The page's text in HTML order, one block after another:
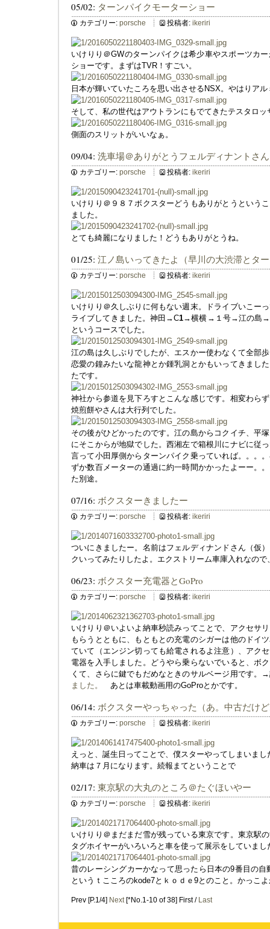
05/02: ターンパイクモーターショー
カテゴリー: porsche 投稿者: ikeriri
いけりり＠GWのターンパイクは希少車やスポーツカ
ショーです。まずはTVR！すごい。
日本が輝いていたころを思い出させるNSX。やはりア
そして、私の世代はアウトランにもでてきたテスタロッ
側面のスリットがいいなぁ。
09/04: 洗車場＠ありがとうフェルディナントさん
カテゴリー: porsche 投稿者: ikeriri
いけりり＠９８７ボクスターどうもありがとうという
ました。
とても綺麗になりました！どうもありがとうね。
01/25: 江ノ島いってきたよ（早川の大渋滞とタ
カテゴリー: porsche 投稿者: ikeriri
いけりり＠久しぶりに何もない週末。ドライブいこー
ライブしてきました。神田→C1→横横→１号→江の島→
というコースでした。
江の島は久しぶりでしたが、エスかー使わなくて全部
恋愛の鐘みたいな龍神とか鍾乳洞とかもいってきまし
たです。
神社から参道を見下ろすとこんな感じです。相変わら
焼煎餅やさんは大行列でした。
その後がひどかったのです。江の島からコクイチ、平
にそこからが地獄でした。西湘左で箱根川にナビに従
言って小田厚側からターンパイク乗っていれば。。。
ずか数百メーターの通過に約一時間かかったよーー。
た別途。
07/16: ボクスターきましたー
カテゴリー: porsche 投稿者: ikeriri
ついにきましたー。名前はフェルディナンドさん（仮
クいってみたりしたよ。エクストリーム車庫入れなので
06/23: ボクスター充電器とGoPro
カテゴリー: porsche 投稿者: ikeriri
いけりり＠いよいよ納車秒読みってことで、アクセサ
もらうとともに、もともとの充電のシガーは他のドイ
ていて（エンジン切っても給電されるよ注意）、アク
電器を入手しました。どうやら乗らないでいると、ボ
くて、さらに鍵でもだめなときのサルベージ用です
ました。
あとは車載動画用のGoProとかです。
06/14: ボクスターやっちゃった（あ。中古だけ
カテゴリー: porsche 投稿者: ikeriri
えっと、誕生日ってことで、僕スターやってしまいま
納車は７月になります。続報まてということで
02/17: 東京駅の大丸のところ＠たぐほいやー
カテゴリー: porsche 投稿者: ikeriri
いけりり＠まだまだ雪が残っている東京です。東京駅
タグホイヤーがいろいろと車を使って展示をしていまし
昔のレーシングカーかなって思ったら日本の9番目の
というｔこころのkode7とｋｏｄｅ9とのこと。かっこ
Prev [P.1/4] Next[*No.1-10 of 38] First / Last